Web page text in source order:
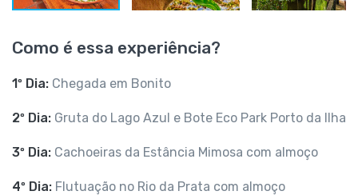
Como é essa experiência?
1º Dia: Chegada em Bonito
2º Dia: Gruta do Lago Azul e Bote Eco Park Porto da Ilha
3º Dia: Cachoeiras da Estância Mimosa com almoço
4º Dia: Flutuação no Rio da Prata com almoço